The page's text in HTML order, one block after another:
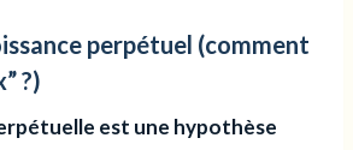
perpétuel (comment
?)
est une hypothèse